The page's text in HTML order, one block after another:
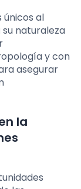
al
naturaleza
y con
asegurar
la